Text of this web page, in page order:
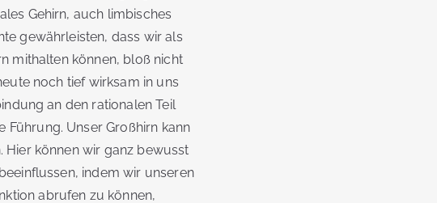
Gehirn, auch limbisches
gewährleisten, dass wir als
mithalten können, bloß nicht
noch tief wirksam in uns
an den rationalen Teil
Führung. Unser Großhirn kann
Hier können wir ganz bewusst
indem wir unseren
abrufen zu können,